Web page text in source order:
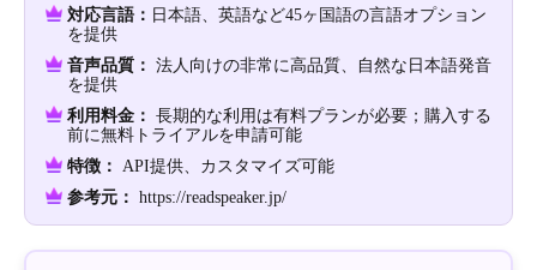
対応言語： 日本語、英語など45ヶ国語の言語オプション
を提供
音声品質： 法人向けの非常に高品質、自然な日本語発音
を提供
利用料金： 長期的な利用は有料プランが必要；購入する
前に無料トライアルを申請可能
特徴： API提供、カスタマイズ可能
参考元： https://readspeaker.jp/